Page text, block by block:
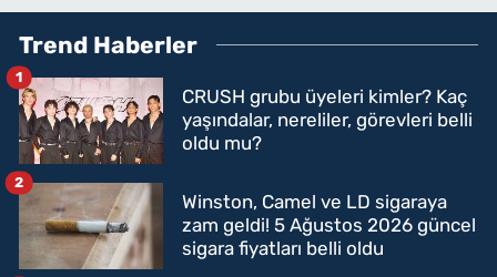
Trend Haberler
CRUSH grubu üyeleri kimler? Kaç
yaşındalar, nereliler, görevleri belli
oldu mu?
1
Winston, Camel ve LD sigaraya
zam geldi! 5 Ağustos 2026 güncel
sigara fiyatları belli oldu
2